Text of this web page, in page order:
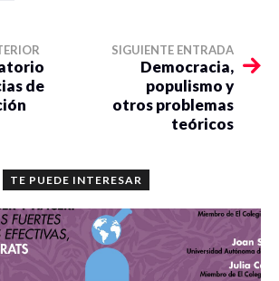
de
SIGUIENTE ENTRADA
Democracia,
populismo y
otros problemas
teóricos
TE PUEDE INTERESAR